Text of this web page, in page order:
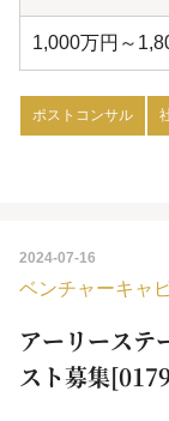
1,000万円～
ポストコンサル
2024-07-16
ベンチャーキャ
アーリーステ
スト募集